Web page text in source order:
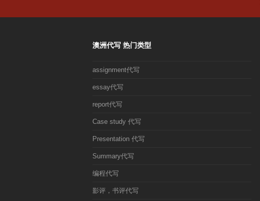
澳洲代写 热门类型
assignment代写
essay代写
report代写
Case study 代写
Presentation 代写
Summary代写
编程代写
影评，书评代写